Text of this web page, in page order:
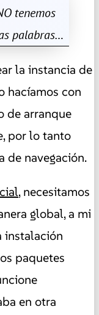
tenemos
palabras…
la instancia de
hacíamos con
de arranque
por lo tanto
de navegación.
, necesitamos
global, a mi
instalación
paquetes
en otra